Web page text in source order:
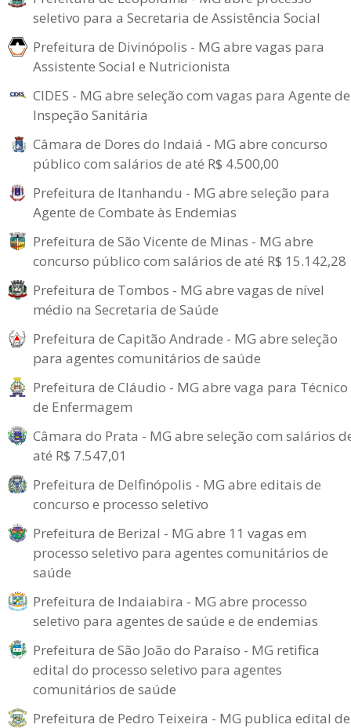
seletivo para a Secretaria de Assistência Social
Prefeitura de Divinópolis - MG abre vagas para
Assistente Social e Nutricionista
CIDES - MG abre seleção com vagas para Agente de
Inspeção Sanitária
Câmara de Dores do Indaiá - MG abre concurso
público com salários de até R$ 4.500,00
Prefeitura de Itanhandu - MG abre seleção para
Agente de Combate às Endemias
Prefeitura de São Vicente de Minas - MG abre
concurso público com salários de até R$ 15.142,28
Prefeitura de Tombos - MG abre vagas de nível
médio na Secretaria de Saúde
Prefeitura de Capitão Andrade - MG abre seleção
para agentes comunitários de saúde
Prefeitura de Cláudio - MG abre vaga para Técnico
de Enfermagem
Câmara do Prata - MG abre seleção com salários
até R$ 7.547,01
Prefeitura de Delfinópolis - MG abre editais de
concurso e processo seletivo
Prefeitura de Berizal - MG abre 11 vagas em
processo seletivo para agentes comunitários de
saúde
Prefeitura de Indaiabira - MG abre processo
seletivo para agentes de saúde e de endemias
Prefeitura de São João do Paraíso - MG retifica
edital do processo seletivo para agentes
comunitários de saúde
Prefeitura de Pedro Teixeira - MG publica edital de